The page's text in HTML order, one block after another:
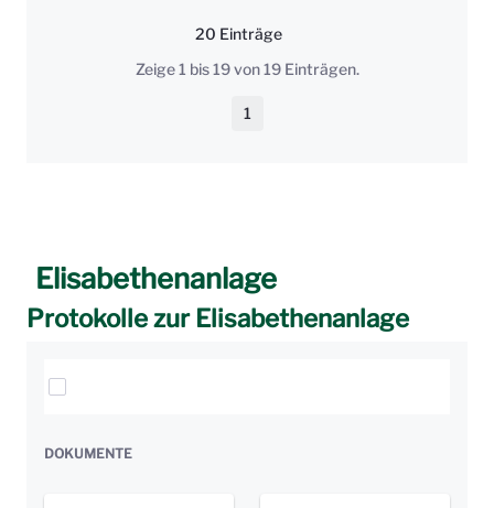
20 Einträge
Pro Seite
Zeige 1 bis 19 von 19 Einträgen.
Seite
1
Elisabethenanlage
Protokolle zur Elisabethenanlage
Elemente auswählen
DOKUMENTE